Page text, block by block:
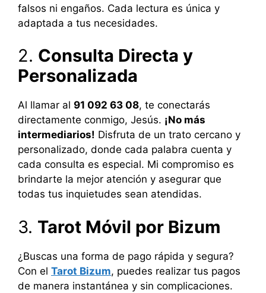
falsos ni engaños. Cada lectura es única y
adaptada a tus necesidades.
2. Consulta Directa y
Personalizada
Al llamar al 91 092 63 08, te conectarás
directamente conmigo, Jesús. ¡No más
intermediarios! Disfruta de un trato cercano y
personalizado, donde cada palabra cuenta y
cada consulta es especial. Mi compromiso es
brindarte la mejor atención y asegurar que
todas tus inquietudes sean atendidas.
3. Tarot Móvil por Bizum
¿Buscas una forma de pago rápida y segura?
Con el Tarot Bizum, puedes realizar tus pagos
de manera instantánea y sin complicaciones.